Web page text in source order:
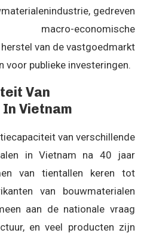
gedreven
economische
van de vastgoedmarkt
voor publieke investeringen.
Van
Vietnam
van verschillende
in Vietnam na 40 jaar
van tientallen keren tot
van bouwmaterialen
aan de nationale vraag
en veel producten zijn